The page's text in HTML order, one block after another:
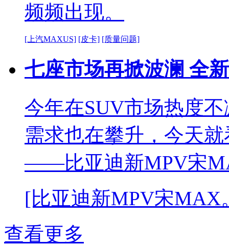
频频出现。
[上汽MAXUS] [皮卡] [质量问题]
七座市场再掀波澜 全
今年在SUV市场热度
需求也在攀升，今天
——比亚迪新MPV宋
[比亚迪新MPV宋MAX
查看更多